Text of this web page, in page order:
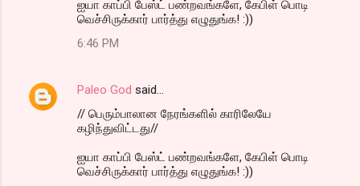
ஐயா காப்பி பேஸ்ட் பண்றவங்களே, கேபிள் பொடி
வெச்சிருக்கார் பார்த்து எழுதுங்க! :))
6:46 PM
Paleo God said…
// பெரும்பாலான நேரங்களில் காரிலேயே
கழிந்துவிட்டது//
ஐயா காப்பி பேஸ்ட் பண்றவங்களே, கேபிள் பொடி
வெச்சிருக்கார் பார்த்து எழுதுங்க! :))